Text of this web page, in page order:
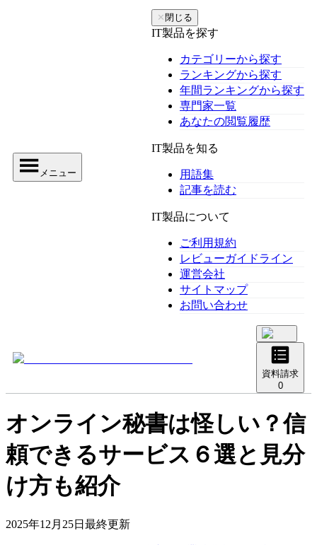
メニュー
✕ 閉じる
IT製品を探す
カテゴリーから探す
ランキングから探す
年間ランキングから探す
専門家一覧
あなたの閲覧履歴
IT製品を知る
用語集
記事を読む
IT製品について
ご利用規約
レビューガイドライン
運営会社
サイトマップ
お問い合わせ
資料請求
0
オンライン秘書は怪しい？信
頼できるサービス６選と見分
け方も紹介
2025年12月25日 最終更新